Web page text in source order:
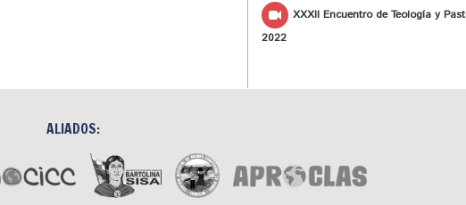
XXXII Encuentro de Teología y
2022
ALIADOS: